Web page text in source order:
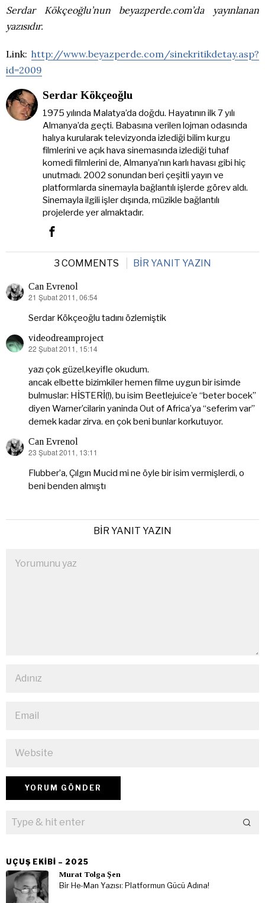
Serdar Kökçeoğlu’nun beyazperde.com’da yayınlanan
yazısıdır.
Link: http://www.beyazperde.com/sinekritikdetay.asp?
id=2009
Serdar Kökçeoğlu
1975 yılında Malatya’da doğdu. Hayatının ilk 7 yılı
Almanya’da geçti. Babasına verilen lojman odasında
halıya kurularak televizyonda izlediği bilim kurgu
filmlerini ve açık hava sinemasında izlediği tuhaf
komedi filmlerini de, Almanya’nın karlı havası gibi hiç
unutmadı. 2002 sonundan beri çeşitli yayın ve
platformlarda sinemayla bağlantılı işlerde görev aldı.
Sinemayla ilgili işler dışında, müzikle bağlantılı
projelerde yer almaktadır.
3 COMMENTS BIR YANIT YAZIN
Can Evrenol
dedi
21 Şubat 2011, 06:54
Serdar Kökçeoğlu tadını özlemiştik
videodreamproject
dedi
22 Şubat 2011, 15:14
yazı çok güzel,keyifle okudum.
ancak elbette bizimkiler hemen filme uygun bir isimde
bulmuslar: HİSTERİ(!), bu isim Beetlejuice’e “beter bocek”
diyen Warner’cilarin yaninda Out of Africa’ya “seferim var”
demek kadar zirva. en çok beni bunlar korkutuyor.
Can Evrenol
dedi
23 Şubat 2011, 13:11
Flubber’a, Çılgın Mucid mi ne öyle bir isim vermişlerdi, o
beni benden almıştı
BIR YANIT YAZIN
UÇUŞ EKIBI – 2025
Murat Tolga Şen
Bir He-Man Yazısı: Platformun Gücü Adına!